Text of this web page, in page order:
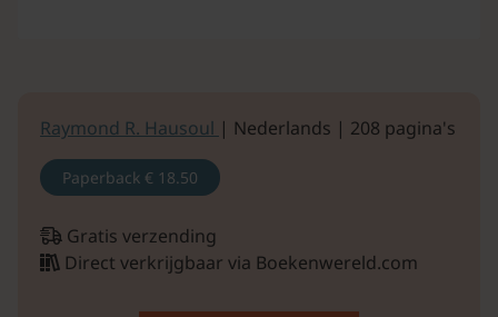
Raymond R. Hausoul | Nederlands | 208 pagina's
Paperback € 18.50
Gratis verzending
Direct verkrijgbaar via Boekenwereld.com